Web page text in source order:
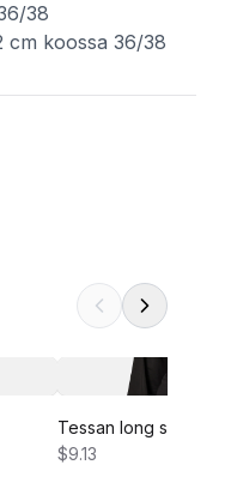
38
cm koossa 36/38
Tessan long sleeve
$9.13